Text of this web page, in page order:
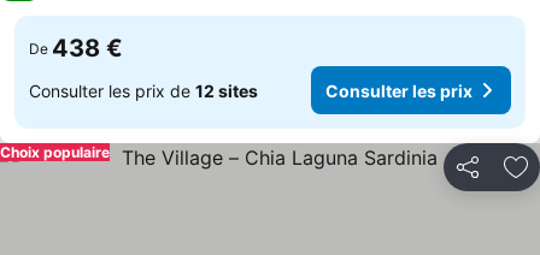
De 438 €
Consulter les prix de 12 sites Consulter les prix
Partager
Choix populaire